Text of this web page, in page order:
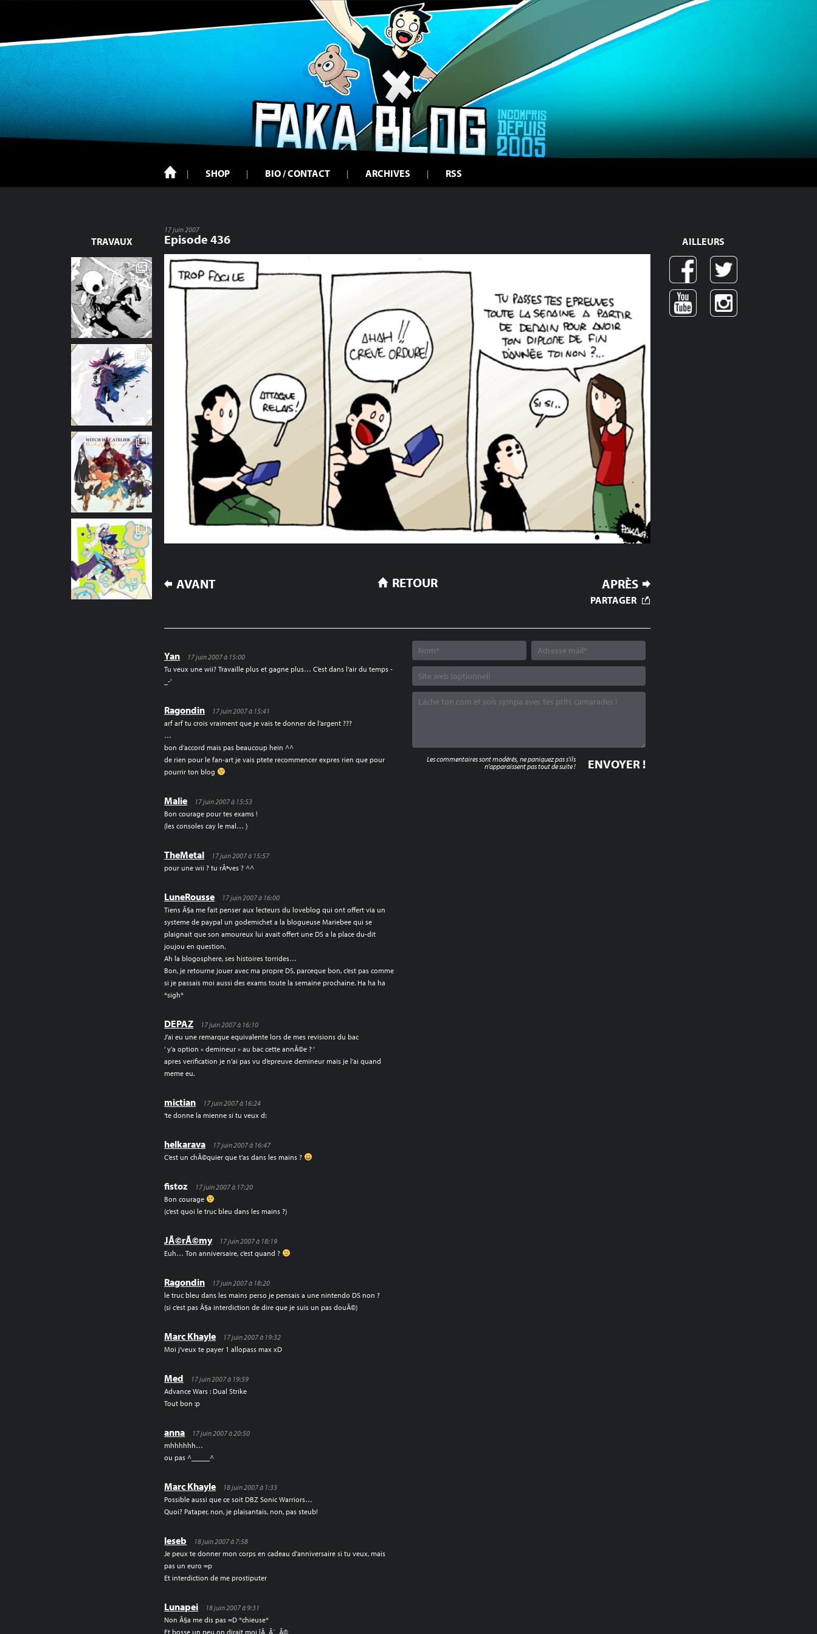
SHOP BIO / CONTACT ARCHIVES RSS
TRAVAUX
17 juin 2007
Episode 436
NAVIGATION
AVANT APRÈS
RETOUR
PARTAGER
Yan
17 juin 2007 à 15:00
Tu veux une wii? Travaille plus et gagne plus… C’est dans l’air du temps -
_-‘
Ragondin
17 juin 2007 à 15:41
arf arf tu crois vraiment que je vais te donner de l’argent ???
…
bon d’accord mais pas beaucoup hein ^^
de rien pour le fan-art je vais ptete recommencer expres rien que pour
pourrir ton blog
Malie
17 juin 2007 à 15:53
Bon courage pour tes exams !
(les consoles cay le mal… )
TheMetal
17 juin 2007 à 15:57
pour une wii ? tu rÃªves ? ^^
LuneRousse
17 juin 2007 à 16:00
Tiens Ã§a me fait penser aux lecteurs du loveblog qui ont offert via un
systeme de paypal un godemichet a la blogueuse Mariebee qui se
plaignait que son amoureux lui avait offert une DS a la place du-dit
joujou en question.
Ah la blogosphere, ses histoires torrides…
Bon, je retourne jouer avec ma propre DS, parceque bon, c’est pas comme
si je passais moi aussi des exams toute la semaine prochaine. Ha ha ha
*sigh*
DEPAZ
17 juin 2007 à 16:10
J’ai eu une remarque equivalente lors de mes revisions du bac
‘ y’a option « demineur » au bac cette annÃ©e ? ‘
apres verification je n’ai pas vu d’epreuve demineur mais je l’ai quand
meme eu.
mictian
17 juin 2007 à 16:24
‘te donne la mienne si tu veux d:
helkarava
17 juin 2007 à 16:47
C’est un chÃ©quier que t’as dans les mains ?
fistoz
17 juin 2007 à 17:20
Bon courage
(c’est quoi le truc bleu dans les mains ?)
JÃ©rÃ©my
17 juin 2007 à 18:19
Euh… Ton anniversaire, c’est quand ?
Ragondin
17 juin 2007 à 18:20
le truc bleu dans les mains perso je pensais a une nintendo DS non ?
(si c’est pas Ã§a interdiction de dire que je suis un pas douÃ©)
Marc Khayle
17 juin 2007 à 19:32
Moi j’veux te payer 1 allopass max xD
Med
17 juin 2007 à 19:59
Advance Wars : Dual Strike
Tout bon :p
anna
17 juin 2007 à 20:50
mhhhhhh…
ou pas ^_____^
Marc Khayle
18 juin 2007 à 1:33
Possible aussi que ce soit DBZ Sonic Warriors…
Quoi? Pataper, non, je plaisantais, non, pas steub!
leseb
18 juin 2007 à 7:58
Je peux te donner mon corps en cadeau d’anniversaire si tu veux, mais
pas un euro =p
Et interdiction de me prostiputer
Lunapei
18 juin 2007 à 9:31
Non Ã§a me dis pas =D *chieuse*
Et bosse un peu on dirait moi lÃ Ã¨_Ã©
Les commentaires sont modérés, ne paniquez pas s'ils
n'apparaissent pas tout de suite !
AILLEURS